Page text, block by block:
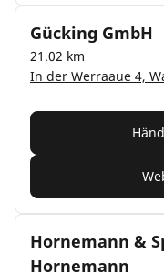
Gücking GmbH
21.02 km
In der Werraaue 4,
Hornemann &
Hornemann